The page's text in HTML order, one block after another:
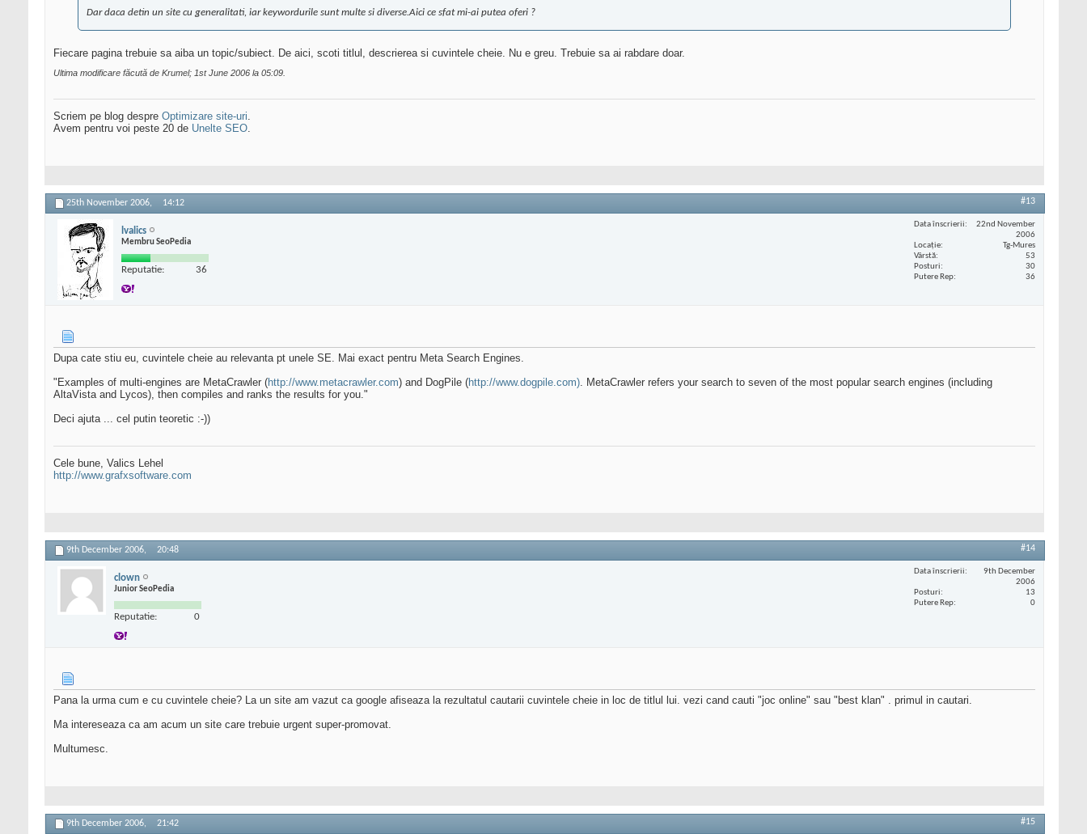
Dar daca detin un site cu generalitati, iar keywordurile sunt multe si diverse.Aici ce sfat mi-ai putea oferi ?
Fiecare pagina trebuie sa aiba un topic/subiect. De aici, scoti titlul, descrierea si cuvintele cheie. Nu e greu. Trebuie sa ai rabdare doar.
Ultima modificare făcută de Krumel; 1st June 2006 la 05:09
Scriem pe blog despre Optimizare site-uri.
Avem pentru voi peste 20 de Unelte SEO.
25th November 2006, 14:12 #13
lvalics
Membru SeoPedia
Reputatie: 36
Data înscrierii
22nd November
2006
Locaţie
Tg-Mures
Vârstă
53
Posturi
30
Putere Rep
36
Dupa cate stiu eu, cuvintele cheie au relevanta pt unele SE. Mai exact pentru Meta Search Engines.
"Examples of multi-engines are MetaCrawler (http://www.metacrawler.com) and DogPile (http://www.dogpile.com). MetaCrawler refers your search to seven of the most popular search engines (including
AltaVista and Lycos), then compiles and ranks the results for you."
Deci ajuta ... cel putin teoretic :-))
Cele bune, Valics Lehel
http://www.grafxsoftware.com
9th December 2006, 20:48 #14
clown
Junior SeoPedia
Reputatie: 0
Data înscrierii
9th December
2006
Posturi
13
Putere Rep
0
Pana la urma cum e cu cuvintele cheie? La un site am vazut ca google afiseaza la rezultatul cautarii cuvintele cheie in loc de titlul lui. vezi cand cauti "joc online" sau "best klan" . primul in cautari.
Ma intereseaza ca am acum un site care trebuie urgent super-promovat.
Multumesc.
9th December 2006, 21:42 #15